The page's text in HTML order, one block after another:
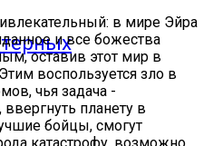
в мире Эйра
и все божества
оставив этот мир в
воспользуется зло в
чья задача -
планету в
бойцы, смогут